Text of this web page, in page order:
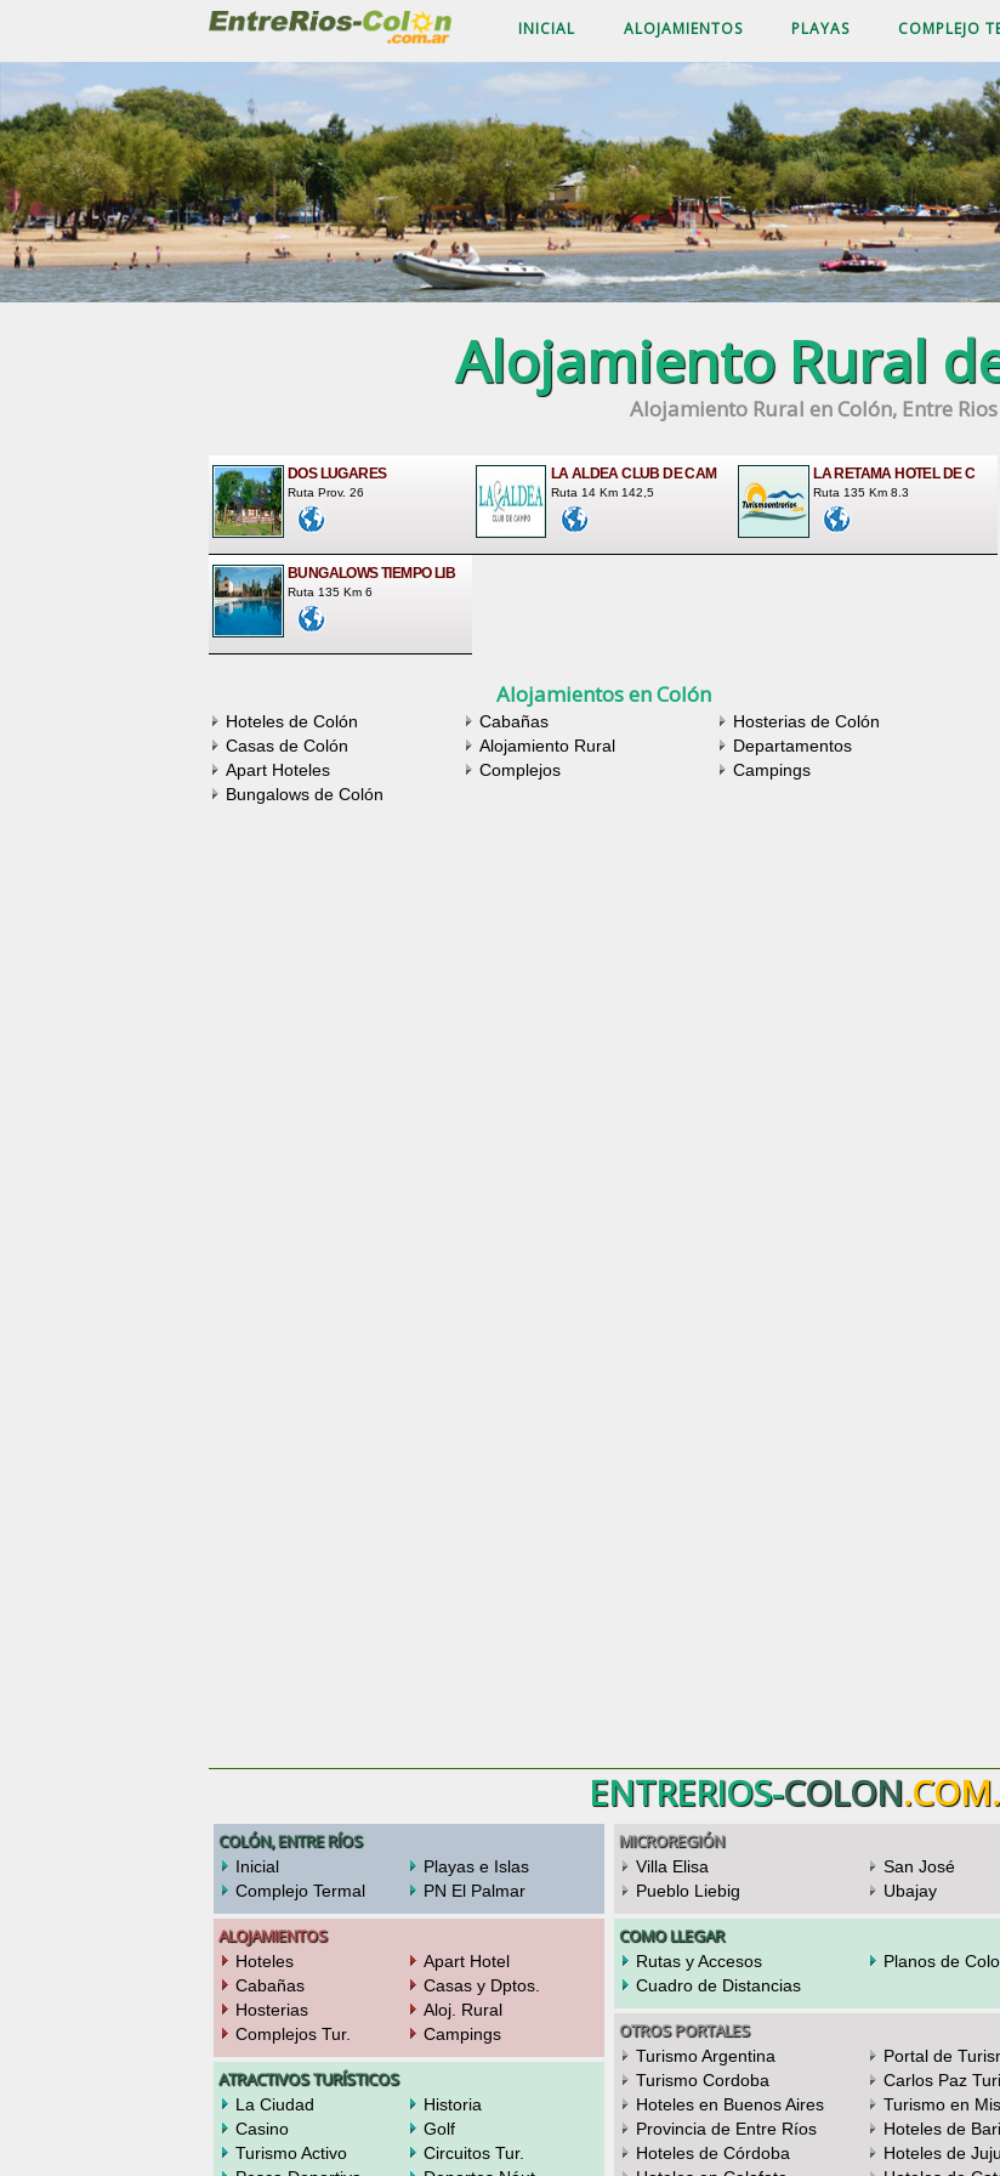
INICIAL ALOJAMIENTOS PLAYAS COMPLEJO
Alojamiento Rural
Alojamiento Rural en Colón, Entre Rios
DOS LUGARES
Ruta Prov. 26
LA ALDEA CLUB DE CAM
Ruta 14 Km 142,5
LA RETAMA HOTEL DE C
Ruta 135 Km 8.3
BUNGALOWS TIEMPO LIB
Ruta 135 Km 6
Alojamientos en Colón
Hoteles de Colón Cabañas
Hosterias de Colón
Casas de Colón
Alojamiento Rural
Departamentos
Apart Hoteles
Complejos
Campings
Bungalows de Colón
ENTRERIOS-COLON
COLÓN, ENTRE RÍOS
Inicial
Playas e Islas
Complejo Termal
PN El Palmar
ALOJAMIENTOS
Hoteles
Apart Hotel
Cabañas
Casas y Dptos.
Hosterias
Aloj. Rural
Complejos Tur.
Campings
ATRACTIVOS TURÍSTICOS
La Ciudad
Historia
Casino
Golf
Turismo Activo
Circuitos Tur.
MICROREGIÓN
Villa Elisa San José
Pueblo Liebig
Ubajay
COMO LLEGAR
Rutas y Accesos Planos de
Cuadro de Distancias
OTROS PORTALES
Turismo Argentina Portal de
Turismo Cordoba
Carlos Paz
Hoteles en Buenos Aires
Turismo en
Provincia de Entre Ríos
Hoteles de
Hoteles de Córdoba
Hoteles de